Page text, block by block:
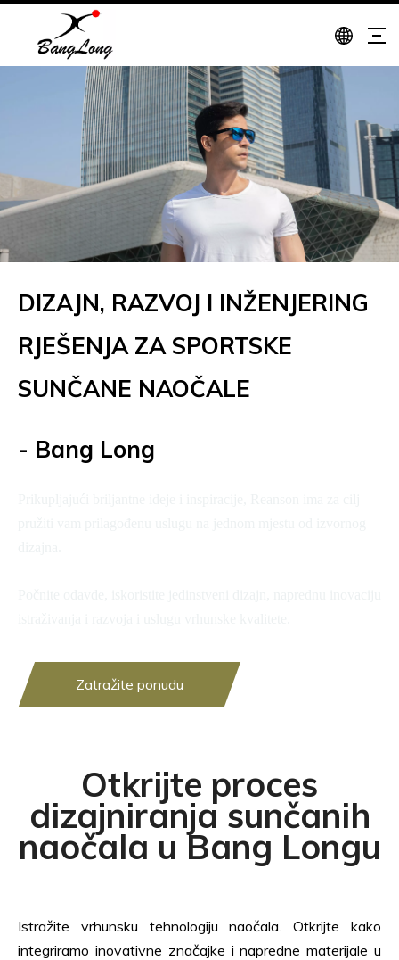
DIZAJN, RAZVOJ I INŽENJERING
RJEŠENJA ZA SPORTSKE
SUNČANE NAOČALE
- Bang Long
Zatražite ponudu
Otkrijte proces
dizajniranja sunčanih
naočala u Bang Longu
Istražite vrhunsku tehnologiju naočala. Otkrijte kako
integriramo inovativne značajke i napredne materijale u